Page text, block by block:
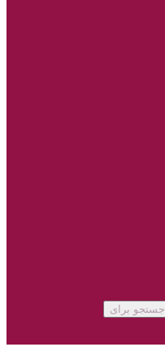
جستجو برای